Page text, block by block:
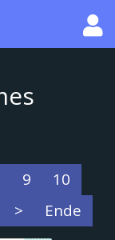
9
10
> Ende